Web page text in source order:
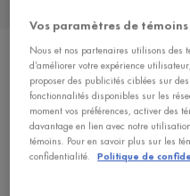
Affiner
Filters menu
Vos paramètres de
Nous et nos partenaires utilisons des
d’améliorer votre expérience
proposer des publicités ciblées sur
fonctionnalités disponibles sur les
moment vos préférences, activer des
davantage en lien avec notre
témoins. Pour en savoir plus sur les
confidentialité.
Politique de